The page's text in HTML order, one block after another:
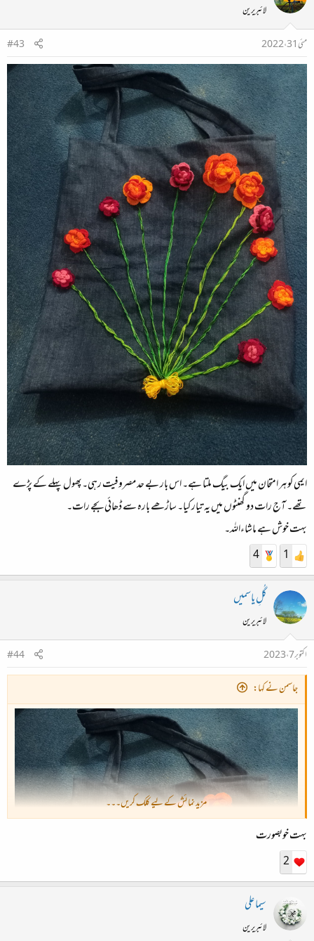
لائبریرین
مئی 31، 2022
#43
ایمی کو ہر امتحان میں ایک بیگ ملتا ہے۔ اس بار بے حد مصروفیت رہی۔پھول پہلے کے پڑے
تھے۔ آج رات دو گھنٹوں میں یہ تیار کیا۔ ساڑھے بارہ سے ڈھائی بجے رات۔
بہت خوش ہے ماشاءاللہ۔
1
4
گُلِ یاسمیں
لائبریرین
اکتوبر 7، 2023
#44
جاسمن نے کہا:
مزید نمائش کے لیے کلک کریں۔۔۔
بہت خوبصورت
2
سیما علی
لائبریرین